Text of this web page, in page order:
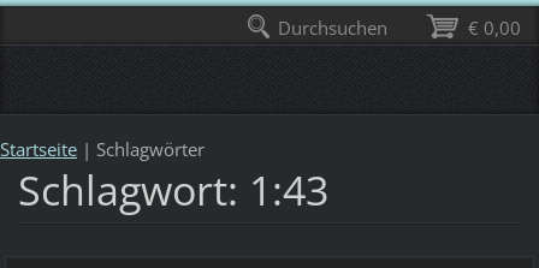
Startseite | Schlagwörter
Schlagwort: 1:43
€ 0,00
Durchsuchen